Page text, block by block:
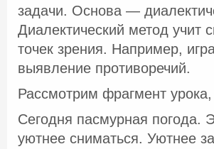
задачи. Основа —
Диалектический метод учит
точек зрения. Например,
выявление противоречий.
Рассмотрим фрагмент
Сегодня пасмурная погода.
уютнее сниматься. Уютнее